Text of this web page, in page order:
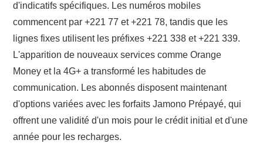
d'indicatifs spécifiques. Les numéros mobiles
commencent par +221 77 et +221 78, tandis que les
lignes fixes utilisent les préfixes +221 338 et +221 339.
L'apparition de nouveaux services comme Orange
Money et la 4G+ a transformé les habitudes de
communication. Les abonnés disposent maintenant
d'options variées avec les forfaits Jamono Prépayé, qui
offrent une validité d'un mois pour le crédit initial et d'une
année pour les recharges.